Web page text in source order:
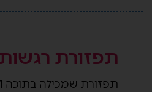
תפזורת